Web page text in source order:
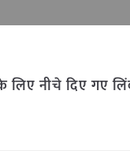
नीचे दिए गए